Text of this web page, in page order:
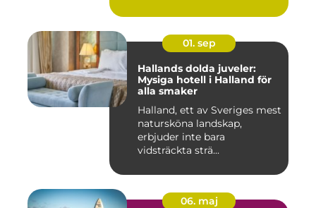
01. sep
Hallands dolda juveler:
Mysiga hotell i Halland för
alla smaker
Halland, ett av Sveriges mest
natursköna landskap,
erbjuder inte bara
vidsträckta strä...
06. maj